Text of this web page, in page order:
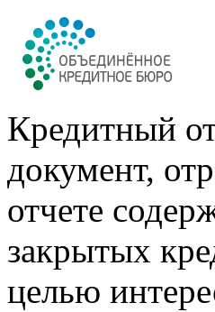
Кредитный
документ,
отчете
закрытых
целью